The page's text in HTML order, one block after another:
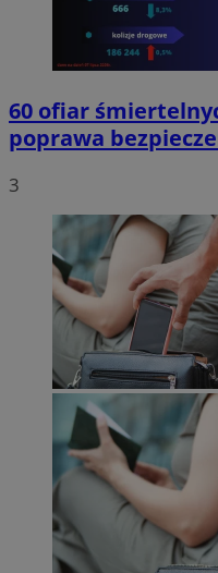
60 ofiar
poprawa
3